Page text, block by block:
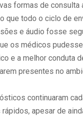
formas de consulta
que todo o ciclo de
e áudio fosse
os médicos
e a melhor conduta
presentes no
continuaram
apesar de